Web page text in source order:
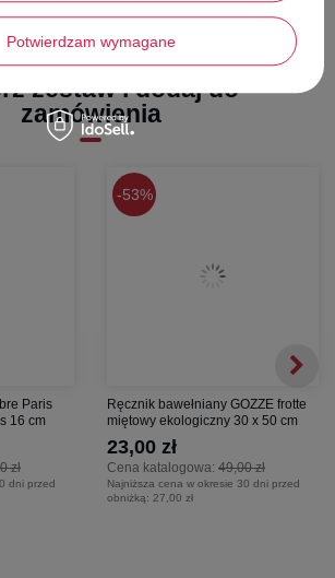
zestaw i dodaj do
zamówienia
Paris
16 cm
zł
dni przed
53%
Ręcznik bawełniany GOZZE frotte
miętowy ekologiczny 30 x 50 cm
Cena katalogowa: 49,00 zł
23,00 zł
Najniższa cena w okresie 30 dni przed
obniżką: 27,00 zł
Potwierdzam wymagane